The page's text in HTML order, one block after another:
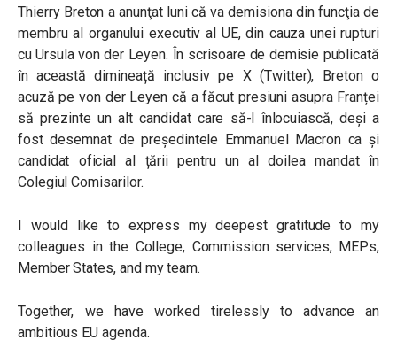
Thierry Breton a anunţat luni că va demisiona din funcţia de
membru al organului executiv al UE, din cauza unei rupturi
cu Ursula von der Leyen. În scrisoare de demisie publicată
în această dimineață inclusiv pe X (Twitter), Breton o
acuză pe von der Leyen că a făcut presiuni asupra Franței
să prezinte un alt candidat care să-l înlocuiască, deși a
fost desemnat de președintele Emmanuel Macron ca și
candidat oficial al țării pentru un al doilea mandat în
Colegiul Comisarilor.
I would like to express my deepest gratitude to my
colleagues in the College, Commission services, MEPs,
Member States, and my team.
Together, we have worked tirelessly to advance an
ambitious EU agenda.